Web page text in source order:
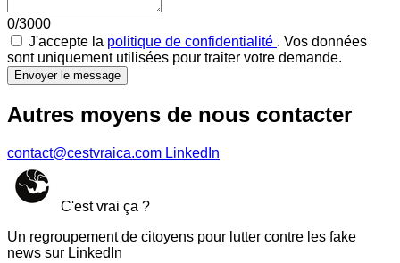
0/3000
J'accepte la politique de confidentialité . Vos données
sont uniquement utilisées pour traiter votre demande.
Envoyer le message
Autres moyens de nous contacter
contact@cestvraica.com LinkedIn
C'est vrai ça ?
Un regroupement de citoyens pour lutter contre les fake
news sur LinkedIn